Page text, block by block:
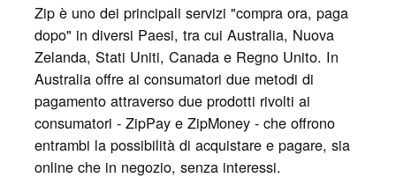
Zip è uno dei principali servizi "compra ora, paga
dopo" in diversi Paesi, tra cui Australia, Nuova
Zelanda, Stati Uniti, Canada e Regno Unito. In
Australia offre ai consumatori due metodi di
pagamento attraverso due prodotti rivolti ai
consumatori - ZipPay e ZipMoney - che offrono
entrambi la possibilità di acquistare e pagare, sia
online che in negozio, senza interessi.